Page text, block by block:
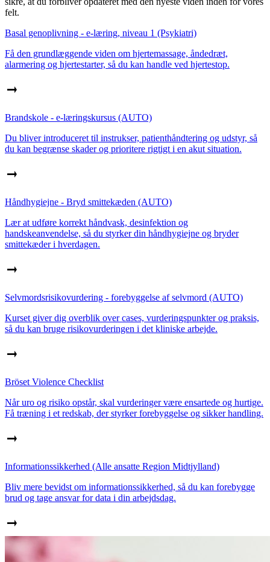
felt.
Basal genoplivning - e-læring, niveau 1 (Psykiatri)
Få den grundlæggende viden om hjertemassage, åndedræt,
alarmering og hjertestarter, så du kan handle ved hjertestop.
Brandskole - e-læringskursus (AUTO)
Du bliver introduceret til instrukser, patienthåndtering og udstyr, så
du kan begrænse skader og prioritere rigtigt i en akut situation.
Håndhygiejne - Bryd smittekæden (AUTO)
Lær at udføre korrekt håndvask, desinfektion og
handskeanvendelse, så du styrker din håndhygiejne og bryder
smittekæder i hverdagen.
Selvmordsrisikovurdering - forebyggelse af selvmord (AUTO)
Kurset giver dig overblik over cases, vurderingspunkter og praksis,
så du kan bruge risikovurderingen i det kliniske arbejde.
Bröset Violence Checklist
Når uro og risiko opstår, skal vurderinger være ensartede og hurtige.
Få træning i et redskab, der styrker forebyggelse og sikker handling.
Informationssikkerhed (Alle ansatte Region Midtjylland)
Bliv mere bevidst om informationssikkerhed, så du kan forebygge
brud og tage ansvar for data i din arbejdsdag.